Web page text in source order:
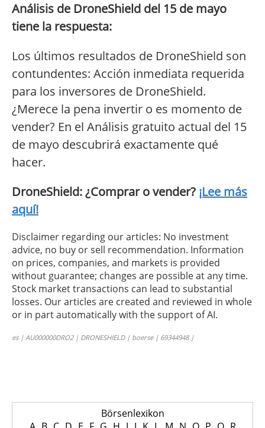
Análisis de DroneShield del 15 de mayo
tiene la respuesta:
Los últimos resultados de DroneShield son
contundentes: Acción inmediata requerida
para los inversores de DroneShield.
¿Merece la pena invertir o es momento de
vender? En el Análisis gratuito actual del 15
de mayo descubrirá exactamente qué
hacer.
DroneShield: ¿Comprar o vender? ¡Lee más
aquí!
Disclaimer regarding our articles: No investment
advice, no buy or sell recommendation. Information
on prices, companies, and markets is provided
without guarantee; changes are possible at any time.
Stock market transactions can lead to substantial
losses. Our articles are created and reviewed in whole
or in part automatically with the support of AI.
es | AU000000DRO2 | DRONESHIELD | boerse | 69344948 |
Börsenlexikon